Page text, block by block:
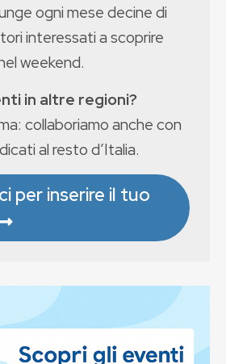
ogni mese decine di
interessati a scoprire
weekend.
in altre regioni?
collaboriamo anche con
al resto d’Italia.
per inserire il tuo